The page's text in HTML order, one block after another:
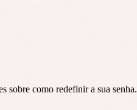
sobre como redefinir a sua senha.